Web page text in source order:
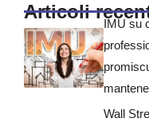
Articoli
IMU su
Wall